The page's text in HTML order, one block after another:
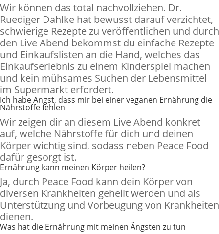
Wir können das total nachvollziehen. Dr.
Ruediger Dahlke hat bewusst darauf verzichtet,
schwierige Rezepte zu veröffentlichen und durch
den Live Abend bekommst du einfache Rezepte
und Einkaufslisten an die Hand, welches das
Einkaufserlebnis zu einem Kinderspiel machen
und kein mühsames Suchen der Lebensmittel
im Supermarkt erfordert.
Ich habe Angst, dass mir bei einer veganen Ernährung die
Nährstoffe fehlen
Wir zeigen dir an diesem Live Abend konkret
auf, welche Nährstoffe für dich und deinen
Körper wichtig sind, sodass neben Peace Food
dafür gesorgt ist.
Ernährung kann meinen Körper heilen?
Ja, durch Peace Food kann dein Körper von
diversen Krankheiten geheilt werden und als
Unterstützung und Vorbeugung von Krankheiten
dienen.
Was hat die Ernährung mit meinen Ängsten zu tun